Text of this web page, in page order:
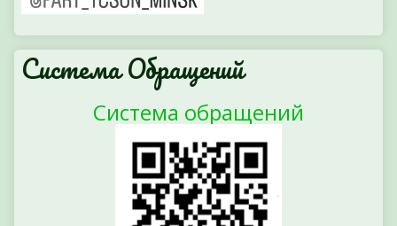
Система Обращений
Система обращений